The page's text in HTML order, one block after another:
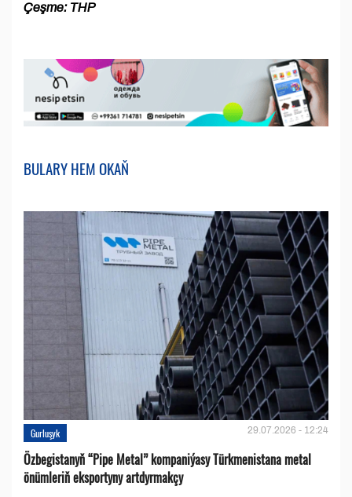
Çeşme: THP
BULARY HEM OKAŇ
Gurluşyk 29.07.2026 - 12:24
Özbegistanyň “Pipe Metal” kompaniýasy Türkmenistana metal
önümleriň eksportyny artdyrmakçy